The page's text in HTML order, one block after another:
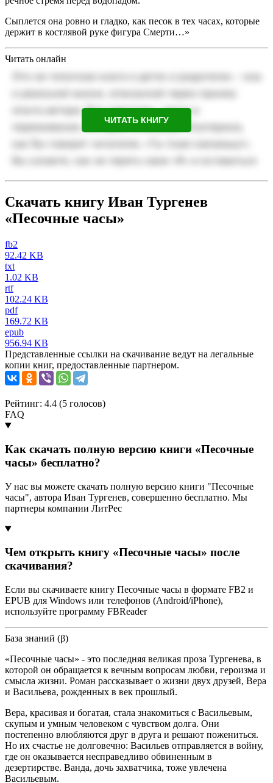
Сыплется она ровно и гладко, как песок в тех часах, которые
держит в костлявой руке фигура Смерти…»
Читать онлайн
ЧИТАТЬ КНИГУ
Скачать книгу Иван Тургенев
«Песочные часы»
fb2
92.42 KB
txt
1.02 KB
rtf
102.24 KB
pdf
169.72 KB
epub
956.94 KB
Представленные ссылки на скачивание ведут на легальные
копии книг, предоставленные партнером.
Рейтинг: 4.4 (5 голосов)
FAQ
Как скачать полную версию книги «Песочные
часы» бесплатно?
У нас вы можете скачать полную версию книги "Песочные
часы", автора Иван Тургенев, совершенно бесплатно. Мы
партнеры компании ЛитРес
Чем открыть книгу «Песочные часы» после
скачивания?
Если вы скачиваете книгу Песочные часы в формате FB2 и
EPUB для Windows или телефонов (Android/iPhone),
используйте программу FBReader
База знаний (β)
«Песочные часы» - это последняя великая проза Тургенева, в
которой он обращается к вечным вопросам любви, героизма и
смысла жизни. Роман рассказывает о жизни двух друзей, Вера
и Васильева, рожденных в век прошлый.
Вера, красивая и богатая, стала знакомиться с Васильевым,
скупым и умным человеком с чувством долга. Они
постепенно влюбляются друг в друга и решают пожениться.
Но их счастье не долговечно: Васильев отправляется в войну,
где он оказывается несправедливо обвиненным в
дезертирстве. Ванда, дочь захватчика, тоже увлечена
Васильевым.